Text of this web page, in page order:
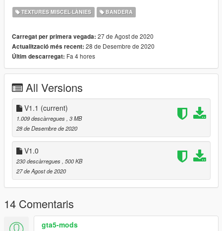
TEXTURES MISCEL·LÀNIES BANDERA
Carregat per primera vegada: 27 de Agost de 2020
Actualització més recent: 28 de Desembre de 2020
Últim descarregat: Fa 4 hores
All Versions
V1.1 (current)
1.009 descàrregues, 3 MB
28 de Desembre de 2020
V1.0
230 descàrregues, 500 KB
27 de Agost de 2020
14 Comentaris
gta5-mods